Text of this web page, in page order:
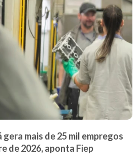
mais de 25 mil empregos
de 2026, aponta Fiep